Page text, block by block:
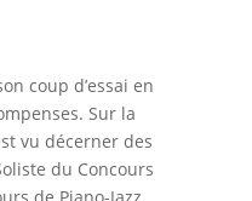
coup d’essai en
Sur la
vu décerner des
du Concours